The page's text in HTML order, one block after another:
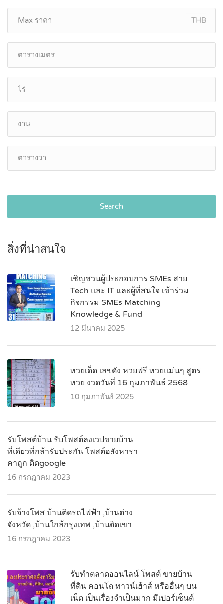
THB
Search
สิ่งที่น่าสนใจ
เชิญชวนผู้ประกอบการ SMEs สาย
Tech และ IT และผู้ที่สนใจ เข้าร่วม
กิจกรรม SMEs Matching
Knowledge & Fund
12 มีนาคม 2025
หวยเด็ด เลขดัง หวยฟรี หวยแม่นๆ สูตร
หวย งวดวันที่ 16 กุมภาพันธ์ 2568
10 กุมภาพันธ์ 2025
รับโพสต์บ้าน รับโพสต์ลงเวปขายบ้าน
ที่เดียวที่กล้ารับประกัน โพสต์อสังหารา
คาถูก ติดgoogle
16 กรกฎาคม 2023
รับจ้างโพส บ้านติดรถไฟฟ้า ,บ้านต่าง
จังหวัด ,บ้านใกล้กรุงเทพ ,บ้านติดเขา
16 กรกฎาคม 2023
รับทำตลาดออนไลน์ โพสต์ ขายบ้าน
ที่ดิน คอนโด ทาวน์เฮ้าส์ หรืออื่นๆ บน
เน็ต เป็นเรื่องจำเป็นมาก มีเปอร์เซ็นต์